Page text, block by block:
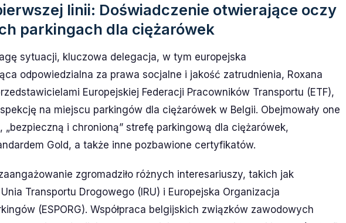
linii: Doświadczenie otwierające oczy
parkingach dla ciężarówek
sytuacji, kluczowa delegacja, w tym europejska
odpowiedzialna za prawa socjalne i jakość zatrudnienia, Roxana
Europejskiej Federacji Pracowników Transportu (ETF),
na miejscu parkingów dla ciężarówek w Belgii. Obejmowały one
„bezpieczną i chronioną” strefę parkingową dla ciężarówek,
Gold, a także inne pozbawione certyfikatów.
zgromadziło różnych interesariuszy, takich jak
Transportu Drogowego (IRU) i Europejska Organizacja
(ESPORG). Współpraca belgijskich związków zawodowych